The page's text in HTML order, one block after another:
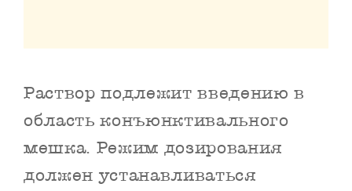
Раствор подлежит введению в
область конъюнктивального
мешка. Режим дозирования
должен устанавливаться